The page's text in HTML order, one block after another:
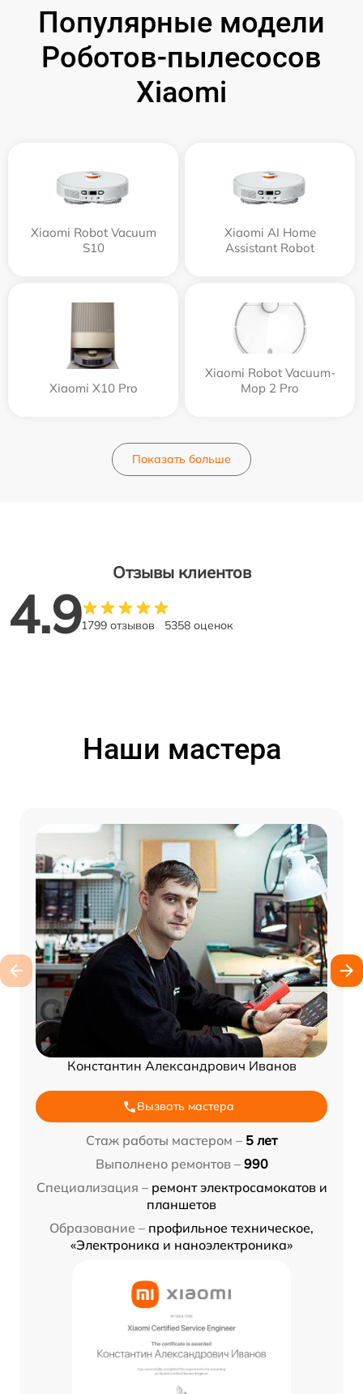
Популярные модели
Роботов-пылесосов
Xiaomi
Xiaomi Robot Vacuum
S10
Xiaomi AI Home
Assistant Robot
Xiaomi X10 Pro
Xiaomi Robot Vacuum-
Mop 2 Pro
Показать больше
Отзывы клиентов
4.91799 отзывов 5358 оценок
Наши мастера
Константин Александрович Иванов
Вызвать мастера
Стаж работы мастером – 5 лет
Выполнено ремонтов – 990
Специализация – ремонт электросамокатов и
планшетов
Образование – профильное техническое,
«Электроника и наноэлектроника»